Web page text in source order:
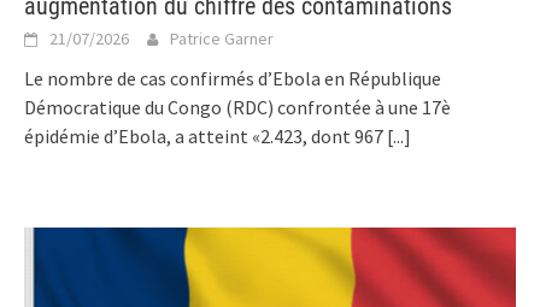
21/07/2026 Patrice Garner
Le nombre de cas confirmés d’Ebola en République
Démocratique du Congo (RDC) confrontée à une 17è
épidémie d’Ebola, a atteint «2.423, dont 967 [...]